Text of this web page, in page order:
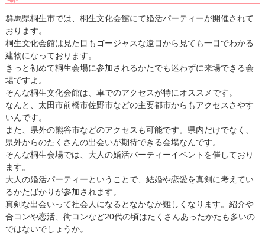
群馬県桐生市では、桐生文化会館にて婚活パーティーが開催されて
おります。
桐生文化会館は見た目もゴージャスな遠目から見ても一目でわかる
建物になっております。
きっと初めて桐生会場に参加されるかたでも迷わずに来場できる会
場ですよ。
そんな桐生文化会館は、車でのアクセスが特にオススメです。
なんと、太田市前橋市佐野市などの主要都市からもアクセスさやす
いんです。
また、県外の熊谷市などのアクセスも可能です。県内だけでなく、
県外からのたくさんの出会いが期待できる会場なんです。
そんな桐生会場では、大人の婚活パーティーイベントを催しており
ます。
大人の婚活パーティーということで、結婚や恋愛を真剣に考えてい
るかたばかりが参加されます。
真剣な出会いって社会人になるとなかなか難しくなります。紹介や
合コンや恋活、街コンなど20代の頃はたくさんあったかたも多いの
ではないでしょうか。